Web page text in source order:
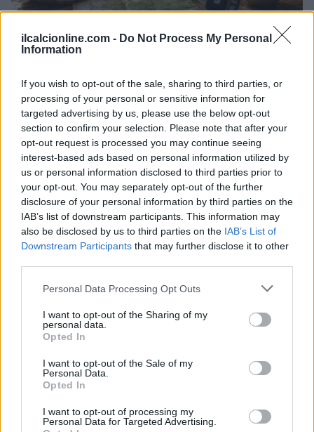
ilcalcionline.com - Do Not Process My Personal
Information
If you wish to opt-out of the sale, sharing to third parties, or
processing of your personal or sensitive information for
targeted advertising by us, please use the below opt-out
section to confirm your selection. Please note that after your
opt-out request is processed you may continue seeing
interest-based ads based on personal information utilized by
us or personal information disclosed to third parties prior to
your opt-out. You may separately opt-out of the further
disclosure of your personal information by third parties on the
IAB’s list of downstream participants. This information may
also be disclosed by us to third parties on the IAB’s List of
Downstream Participants that may further disclose it to other
Please note that this website/app uses one or more Google
not limited to your visit or usage behaviour. You may click to
grant or deny consent to Google and its third-party tags to
use your data for below specified purposes in below Google
consent section.
Personal Data Processing Opt Outs
I want to opt-out of the Sharing of my
personal data.
Opted In
I want to opt-out of the Sale of my
Personal Data.
Opted In
I want to opt-out of processing my
Personal Data for Targeted Advertising.
Personali
Francesca Lombardi · 29 Lug 2026
Quando il gioco di squadra insegna a vivere: calcio, storia e
valore educativo
Francesca Lombardi · 27 Lug 2026